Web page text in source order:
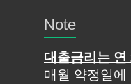
Note
대출금리는
매월 약정일에